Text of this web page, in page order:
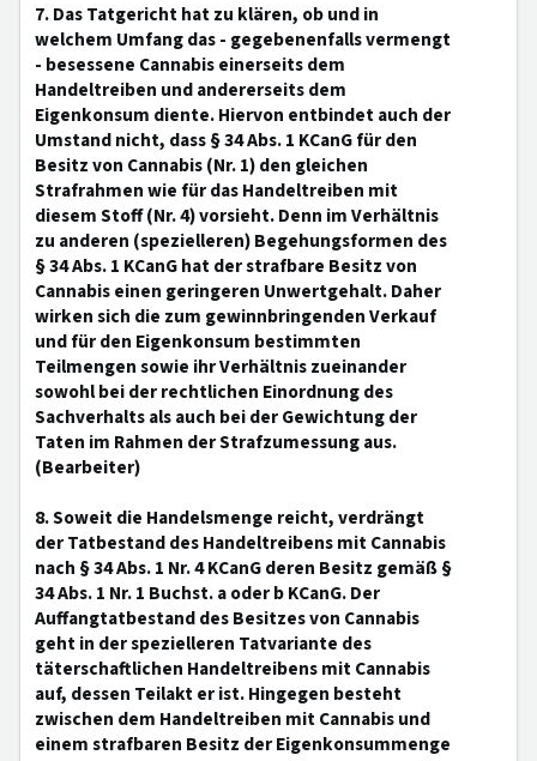
7. Das Tatgericht hat zu klären, ob und in
welchem Umfang das - gegebenenfalls vermengt
- besessene Cannabis einerseits dem
Handeltreiben und andererseits dem
Eigenkonsum diente. Hiervon entbindet auch der
Umstand nicht, dass § 34 Abs. 1 KCanG für den
Besitz von Cannabis (Nr. 1) den gleichen
Strafrahmen wie für das Handeltreiben mit
diesem Stoff (Nr. 4) vorsieht. Denn im Verhältnis
zu anderen (spezielleren) Begehungsformen des
§ 34 Abs. 1 KCanG hat der strafbare Besitz von
Cannabis einen geringeren Unwertgehalt. Daher
wirken sich die zum gewinnbringenden Verkauf
und für den Eigenkonsum bestimmten
Teilmengen sowie ihr Verhältnis zueinander
sowohl bei der rechtlichen Einordnung des
Sachverhalts als auch bei der Gewichtung der
Taten im Rahmen der Strafzumessung aus.
(Bearbeiter)
8. Soweit die Handelsmenge reicht, verdrängt
der Tatbestand des Handeltreibens mit Cannabis
nach § 34 Abs. 1 Nr. 4 KCanG deren Besitz gemäß §
34 Abs. 1 Nr. 1 Buchst. a oder b KCanG. Der
Auffangtatbestand des Besitzes von Cannabis
geht in der spezielleren Tatvariante des
täterschaftlichen Handeltreibens mit Cannabis
auf, dessen Teilakt er ist. Hingegen besteht
zwischen dem Handeltreiben mit Cannabis und
einem strafbaren Besitz der Eigenkonsummenge